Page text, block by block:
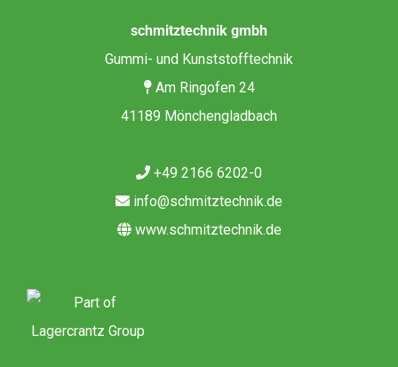
schmitztechnik gmbh
Gummi- und Kunststofftechnik
Am Ringofen 24
41189 Mönchengladbach
+49 2166 6202-0
info@schmitztechnik.de
www.schmitztechnik.de